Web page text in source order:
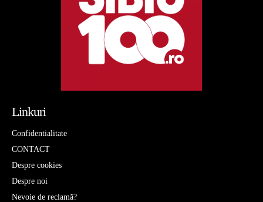
Linkuri
Confidentialitate
CONTACT
Despre cookies
Despre noi
Nevoie de reclamă?